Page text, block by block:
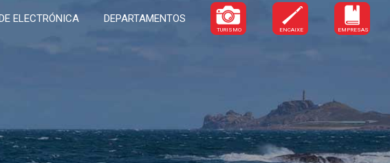
ELECTRÓNICA DEPARTAMENTOS
TURISMO ENCAIXE EMPRESAS